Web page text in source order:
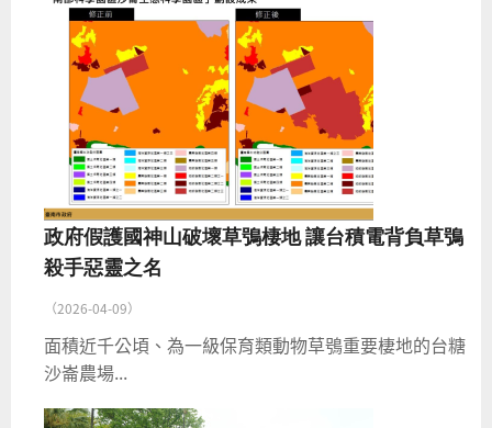
政府假護國神山破壞草鴞棲地 讓台積電背負草鴞
殺手惡靈之名
（2026-04-09）
面積近千公頃、為一級保育類動物草鴞重要棲地的台糖
沙崙農場...